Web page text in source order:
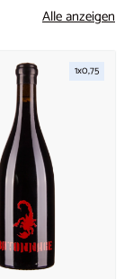
Alle anzeigen
1x0,75